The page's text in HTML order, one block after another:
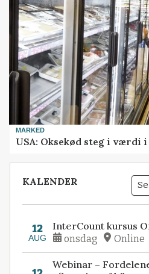
MARKED
USA: Oksekød steg i værdi
KALENDER
12
AUG
InterCount kursus
onsdag Online
Webinar –